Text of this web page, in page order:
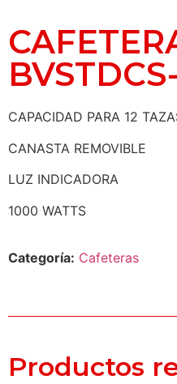
CAPACIDAD PARA 12
CANASTA REMOVIBLE
LUZ INDICADORA
1000 WATTS
Categoría: Cafeteras
Productos